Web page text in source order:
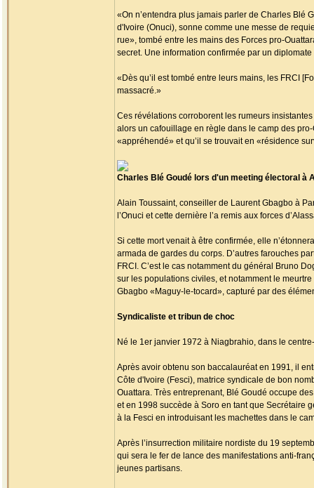
«On n’entendra plus jamais parler de Charles Blé
d'Ivoire (Onuci), sonne comme une messe de
rue», tombé entre les mains des Forces pro-
secret. Une information confirmée par un diplomate
«Dès qu’il est tombé entre leurs mains, les FRCI
massacré.»
Ces révélations corroborent les rumeurs
alors un cafouillage en règle dans le camp des
«appréhendé» et qu’il se trouvait en «résidence
Charles Blé Goudé lors d'un meeting électoral à
Alain Toussaint, conseiller de Laurent Gbagbo à
l’Onuci et cette dernière l’a remis aux forces
Si cette mort venait à être confirmée, elle
armada de gardes du corps. D’autres farouches
FRCI. C’est le cas notamment du général Bruno
sur les populations civiles, et notamment le
Gbagbo «Maguy-le-tocard», capturé par des
Syndicaliste et tribun de choc
Né le 1er janvier 1972 à Niagbrahio, dans le
Après avoir obtenu son baccalauréat en 1991, il
Côte d'Ivoire (Fesci), matrice syndicale de bon
Ouattara. Très entreprenant, Blé Goudé occupe
et en 1998 succède à Soro en tant que Secrétaire
à la Fesci en introduisant les machettes dans le
Après l’insurrection militaire nordiste du 19
qui sera le fer de lance des manifestations anti-
jeunes partisans.